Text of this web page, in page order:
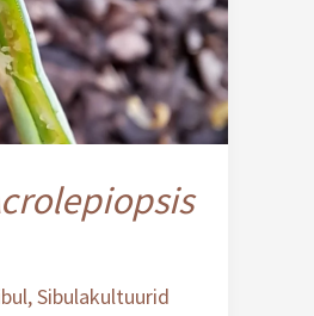
,Sibulakultuurid